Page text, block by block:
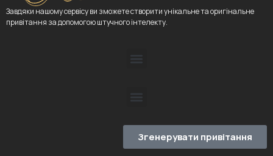
Завдяки нашому сервісу ви зможете створити унікальне та оригінальне
привітання за допомогою штучного інтелекту.
Згенерувати привітання